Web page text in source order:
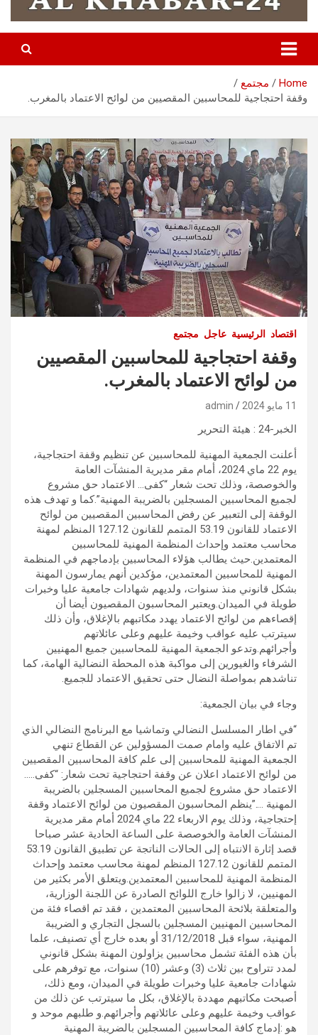
Home
مجتمع
وقفة احتجاجية للمحاسبين المقصيين من لوائح الاعتماد بالمغرب.
اقتصاد الرئيسية عاجل مجتمع
وقفة احتجاجية للمحاسبين المقصيين
من لوائح الاعتماد بالمغرب.
11 مايو 2024 admin
الخبر-24 : هيئة التحرير
أعلنت الجمعية المهنية للمحاسبين عن تنظيم وقفة احتجاجية،
يوم 22 ماي 2024، أمام مقر مديرية المنشآت العامة
والخوصصة، وذلك تحت شعار “كفى… الاعتماد حق مشروع
لجميع المحاسبين المسجلين بالضريبة المهنية”.كما و تهدف هذه
الوقفة إلى التعبير عن رفض المحاسبين المقصيين من لوائح
الاعتماد للقانون 53.19 المتمم للقانون 127.12 المنظم لمهنة
محاسب معتمد وإحداث المنظمة المهنية للمحاسبين
المعتمدين.حيث يطالب هؤلاء المحاسبين بإدماجهم في المنظمة
المهنية للمحاسبين المعتمدين، مؤكدين أنهم يمارسون المهنة
بشكل قانوني منذ سنوات، ولديهم شهادات جامعية عليا وخبرات
طويلة في الميدان.ويعتبر المحاسبون المقصيون أيضا أن
إقصاءهم من لوائح الاعتماد يهدد مكاتبهم بالإغلاق، وأن ذلك
سيترتب عليه عواقب وخيمة عليهم وعلى عائلاتهم
وأجرائهم.وتدعو الجمعية المهنية للمحاسبين جميع المهنيين
الشرفاء والغيورين إلى مواكبة هذه المحطة النضالية الهامة، كما
تناشدهم بمواصلة النضال حتى تحقيق الاعتماد للجميع.
وجاء في بيان الجمعية:
“في اطار المسلسل النضالي وتماشيا مع البرنامج النضالي الذي
تم الاتفاق عليه وامام صمت المسؤولين عن القطاع تنهي
الجمعية المهنية للمحاسبين إلى علم كافة المحاسبين المقصيين
من لوائح الاعتماد اعلان عن وقفة احتجاجية تحت شعار: “كفى…..
الاعتماد حق مشروع لجميع المحاسبين المسجلين بالضريبة
المهنية ….”ينظم المحاسبون المقصيون من لوائح الاعتماد وقفة
إحتجاجية، وذلك يوم الاربعاء 22 ماي 2024 أمام مقر مديرية
المنشآت العامة والخوصصة على الساعة الحادية عشر صباحا
قصد إثارة الانتباه إلى الحالات الناتجة عن تطبيق القانون 53.19
المتمم للقانون 127.12 المنظم لمهنة محاسب معتمد وإحداث
المنظمة المهنية للمحاسبين المعتمدين.ويتعلق الأمر بكثير من
المهنيين، لا زالوا خارج اللوائح الصادرة عن اللجنة الوزارية،
والمتعلقة بلائحة المحاسبين المعتمدين ، فقد تم اقصاء فئة من
المحاسبين المهنيين المسجلين بالسجل التجاري و الضريبة
المهنية، سواء قبل 31/12/2018 أو بعده خارج أي تصنيف، علما
بأن هذه الفئة تشمل محاسبين يزاولون المهنة بشكل قانوني
لمدد تتراوح بين ثلاث (3) وعشر (10) سنوات، مع توفرهم على
شهادات جامعية عليا وخبرات طويلة في الميدان، ومع ذلك،
أصبحت مكاتبهم مهددة بالإغلاق، بكل ما سيترتب عن ذلك من
عواقب وخيمة عليهم وعلى عائلاتهم وأجرائهم.و طلبهم موحد و
هو :إدماج كافة المحاسبين المسجلين بالضريبة المهنية